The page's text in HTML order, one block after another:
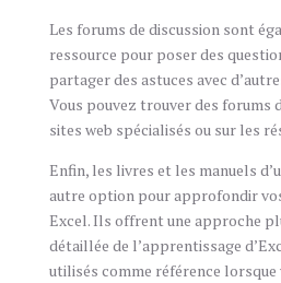
Les forums de discussion sont
ressource pour poser des
partager des astuces avec
Vous pouvez trouver des forums
sites web spécialisés ou sur les
Enfin, les livres et les manuels
autre option pour approfondir
Excel. Ils offrent une approche
détaillée de l’apprentissage
utilisés comme référence lorsque